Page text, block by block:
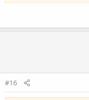
#16